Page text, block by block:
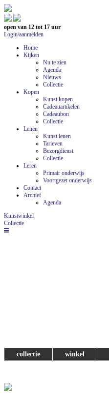
open van 12 tot 17 uur
Login/aanmelden
Home
Kijken
Nu te zien
Agenda
Nieuws
Collectie
Kopen
Kunst kopen
Cadeauartikelen
Cadeaubon
Collectie
Lenen
Kunst lenen
Tarieven
Bezorgdienst
Collectie
Leren
Primair onderwijs
Voortgezet onderwijs
Contact
Archief
Agenda
Kunstwinkel
Collectie
collectie winkel